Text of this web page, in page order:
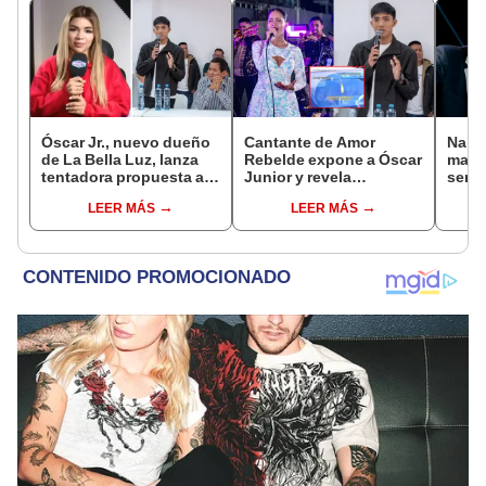
Óscar Jr., nuevo dueño
de La Bella Luz, lanza
tentadora propuesta a
denuncia por
tocamientos: “Va a
LEER MÁS
Cantante de Amor
Rebelde expone a Óscar
Junior y revela
tras encuentro con líder
de La Bella Luz: “Corté
LEER MÁS